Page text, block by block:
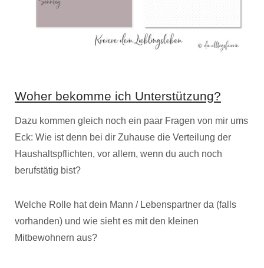
Woher bekomme ich Unterstützung?
Dazu kommen gleich noch ein paar Fragen von mir ums
Eck: Wie ist denn bei dir Zuhause die Verteilung der
Haushaltspflichten, vor allem, wenn du auch noch
berufstätig bist?
Welche Rolle hat dein Mann / Lebenspartner da (falls
vorhanden) und wie sieht es mit den kleinen
Mitbewohnern aus?